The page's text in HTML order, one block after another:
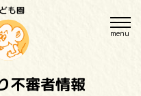
不審者情報
menu